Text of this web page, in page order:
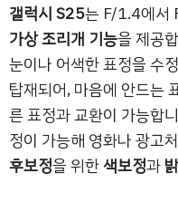
갤럭시 S25는 F/1.4에서
가상 조리개 기능을 제공
눈이나 어색한 표정을 수
탑재되어, 마음에 안드는
른 표정과 교환이 가능합
정이 가능해 영화나 광고
후보정을 위한색보정과